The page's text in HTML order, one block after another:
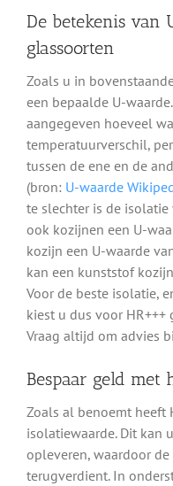
De betekenis van
glassoorten
Zoals u in
een bepaalde U-
aangegeven hoeveel
temperatuurverschil,
tussen de ene en de
(bron: U-waarde
te slechter is de
ook kozijnen een U-
kozijn een U-waarde
kan een kunststof
Voor de beste isolatie,
kiest u dus voor
Vraag altijd om advies
Bespaar geld met
Zoals al benoemt heeft
isolatiewaarde. Dit kan
opleveren, waardoor
terugverdient. In